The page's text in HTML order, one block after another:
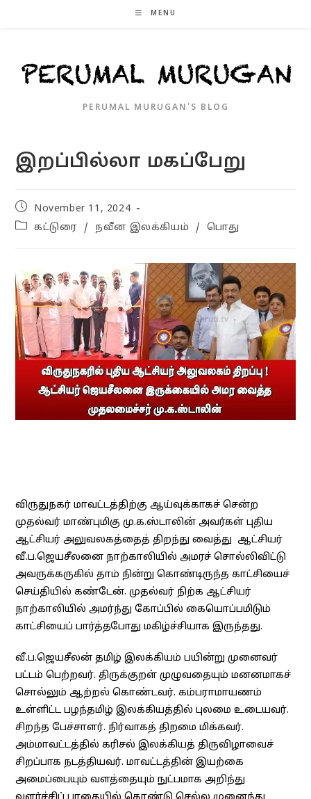
MENU
PERUMAL MURUGAN'S BLOG
இறப்பில்லா மகப்பேறு
Post
published:
November 11, 2024
Postகட்டுரை / நவீன இலக்கியம் / பொது
விருதுநகர் மாவட்டத்திற்கு ஆய்வுக்காகச் சென்ற
முதல்வர் மாண்புமிகு மு.க.ஸ்டாலின் அவர்கள் புதிய
ஆட்சியர் அலுவலகத்தைத் திறந்து வைத்து ஆட்சியர்
வீ.ப.ஜெயசீலனை நாற்காலியில் அமரச் சொல்லிவிட்டு
அவருக்கருகில் தாம் நின்று கொண்டிருந்த காட்சியைச்
செய்தியில் கண்டேன். முதல்வர் நிற்க ஆட்சியர்
நாற்காலியில் அமர்ந்து கோப்பில் கையொப்பமிடும்
காட்சியைப் பார்த்தபோது மகிழ்ச்சியாக இருந்தது.
வீ.ப.ஜெயசீலன் தமிழ் இலக்கியம் பயின்று முனைவர்
பட்டம் பெற்றவர். திருக்குறள் முழுவதையும் மனனமாகச்
சொல்லும் ஆற்றல் கொண்டவர். கம்பராமாயணம்
உள்ளிட்ட பழந்தமிழ் இலக்கியத்தில் புலமை உடையவர்.
சிறந்த பேச்சாளர். நிர்வாகத் திறமை மிக்கவர்.
அம்மாவட்டத்தில் கரிசல் இலக்கியத் திருவிழாவைச்
சிறப்பாக நடத்தியவர். மாவட்டத்தின் இயற்கை
அமைப்பையும் வளத்தையும் நுட்பமாக அறிந்து